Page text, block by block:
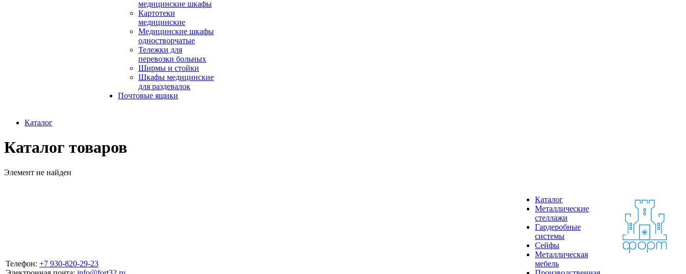
медицинские шкафы
Картотеки
медицинские
Медицинские шкафы
одностворчатые
Тележки для
перевозки больных
Ширмы и стойки
Шкафы медицинские
для раздевалок
Почтовые ящики
Каталог
Каталог товаров
Элемент не найден
Телефон: +7 930-820-29-23
Каталог
Металлические
стеллажи
Гардеробные
системы
Сейфы
Металлическая
мебель